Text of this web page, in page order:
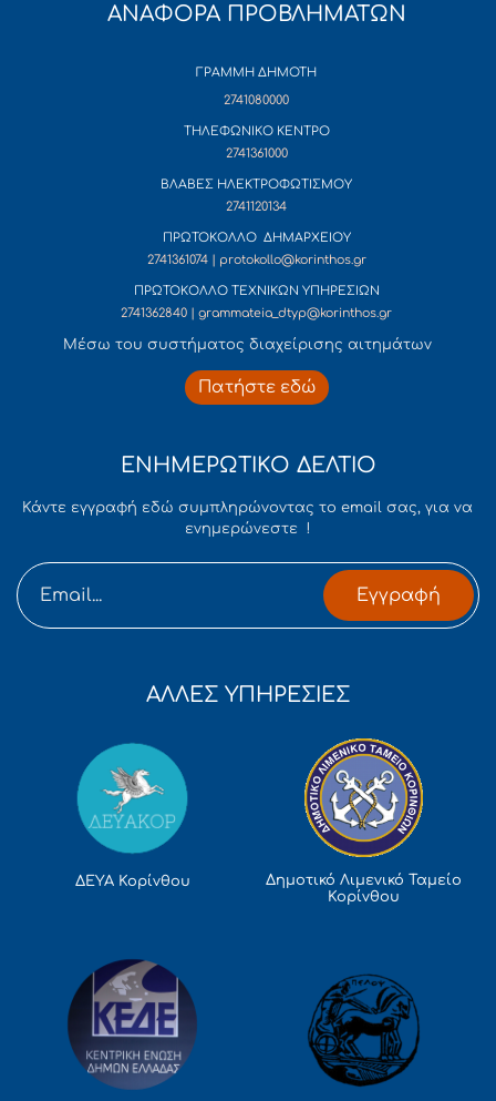
ΑΝΑΦΟΡΑ ΠΡΟΒΛΗΜΑΤΩΝ
ΓΡΑΜΜΗ ΔΗΜΟΤΗ
2741080000
ΤΗΛΕΦΩΝΙΚΟ ΚΕΝΤΡΟ
2741361000
ΒΛΑΒΕΣ ΗΛΕΚΤΡΟΦΩΤΙΣΜΟΥ
2741120134
ΠΡΩΤΟΚΟΛΛΟ ΔΗΜΑΡΧΕΙΟΥ
2741361074 | protokollo@korinthos.gr
ΠΡΩΤΟΚΟΛΛΟ ΤΕΧΝΙΚΩΝ ΥΠΗΡΕΣΙΩΝ
2741362840 | grammateia_dtyp@korinthos.gr
Mέσω του συστήματος διαχείρισης αιτημάτων
Πατήστε εδώ
ΕΝΗΜΕΡΩΤΙΚΟ ΔΕΛΤΙΟ
Κάντε εγγραφή εδώ συμπληρώνοντας το email σας, για να
ενημερώνεστε !
Εγγραφή
ΑΛΛΕΣ ΥΠΗΡΕΣΙΕΣ
ΔΕΥΑ Κορίνθου
Δημοτικό Λιμενικό Ταμείο
Κορίνθου